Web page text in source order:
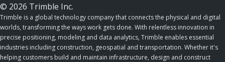
© 2026 Trimble Inc.
Trimble is a global technology company that connects the physical and digital
worlds, transforming the ways work gets done. With relentless innovation in
precise positioning, modeling and data analytics, Trimble enables essential
industries including construction, geospatial and transportation. Whether it's
helping customers build and maintain infrastructure, design and construct